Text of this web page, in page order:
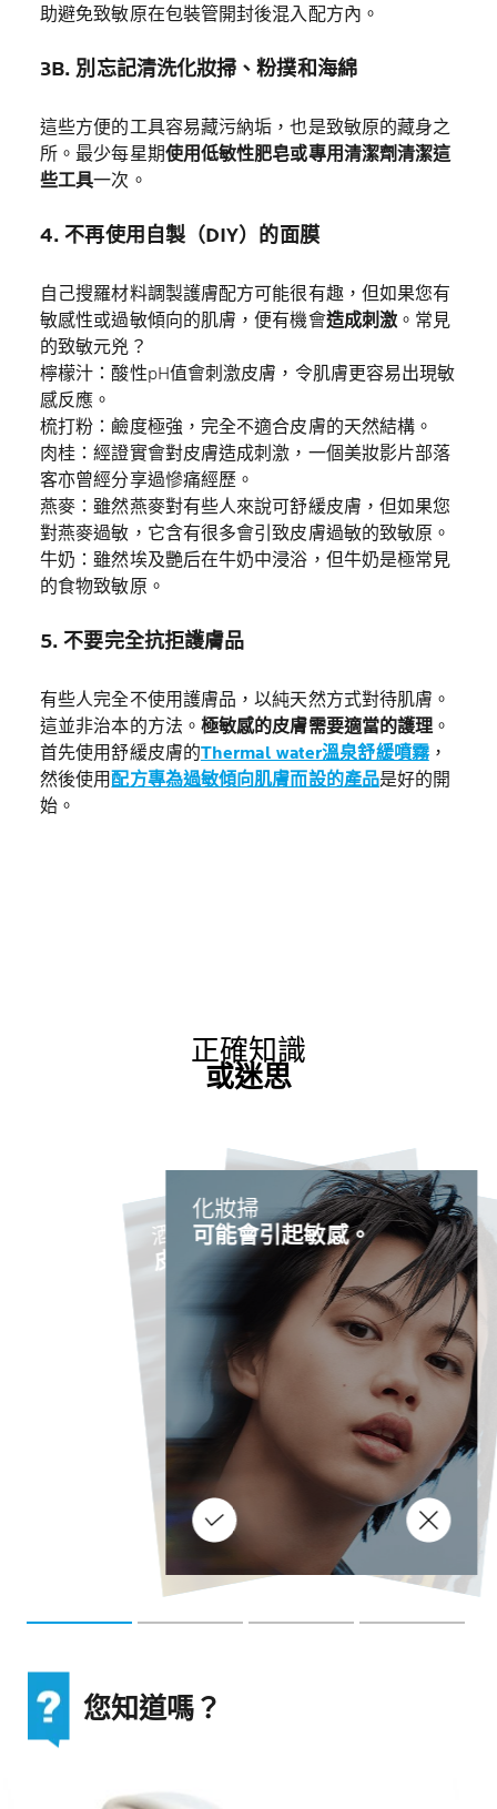
助避免致敏原在包裝管開封後混入配方內。
3B. 別忘記清洗化妝掃、粉撲和海綿
這些方便的工具容易藏污納垢，也是致敏原的藏身之
所。最少每星期使用低敏性肥皂或專用清潔劑清潔這
些工具一次。
4. 不再使用自製（DIY）的面膜
自己搜羅材料調製護膚配方可能很有趣，但如果您有
敏感性或過敏傾向的肌膚，便有機會造成刺激。常見
的致敏元兇？
檸檬汁：酸性pH值會刺激皮膚，令肌膚更容易出現敏
感反應。
梳打粉：鹼度極強，完全不適合皮膚的天然結構。
肉桂：經證實會對皮膚造成刺激，一個美妝影片部落
客亦曾經分享過慘痛經歷。
燕麥：雖然燕麥對有些人來說可舒緩皮膚，但如果您
對燕麥過敏，它含有很多會引致皮膚過敏的致敏原。
牛奶：雖然埃及艷后在牛奶中浸浴，但牛奶是極常見
的食物致敏原。
5. 不要完全抗拒護膚品
有些人完全不使用護膚品，以純天然方式對待肌膚。
這並非治本的方法。 極敏感的皮膚需要適當的護理。
首先使用舒緩皮膚的Thermal water溫泉舒緩噴霧，
然後使用 配方專為過敏傾向肌膚而設的產品是好的開
始。
正確知識
或迷思
酒精會使
皮膚敏感情況加劇。
正確
酒
精
是
皮
膚
敏
感
的
潛
在
原
因
。
事
實
上
，
科
學
家
已
證
實
酒
精
可
加
劇
任
何
敏
感
反
應
，
包
括
哮
喘
、
鼻
敏
感
和
不
同
類
型
的
皮
疹
。
部
分
原
因
是
酒
精
飲
品
含
有
組
織
胺
和
亞
硫
酸
鹽
分
子
。
化妝掃
可能會引起敏感。
正確​
化妝掃和化妝工具不乾淨可能會
成為致敏陷阱，因此需要定期清
洗。使用低敏感性的肥皂或化妝
掃清潔劑來清洗化妝掃，保障肌
膚健康。
不洗澡是
敏感性肌膚的最佳對策。
迷思
如
果
您
在
一
天
結
束
時
沒
有
清
潔
肌
膚
，
花
粉
和
污
染
物
等
致
敏
原
和
刺
激
物
便
會
整
夜
接
觸
您
的
皮
膚
，
繼
而
影
響
皮
膚
的
屏
障
功
能
，
並
引
起
刺
激
。
您知道嗎？